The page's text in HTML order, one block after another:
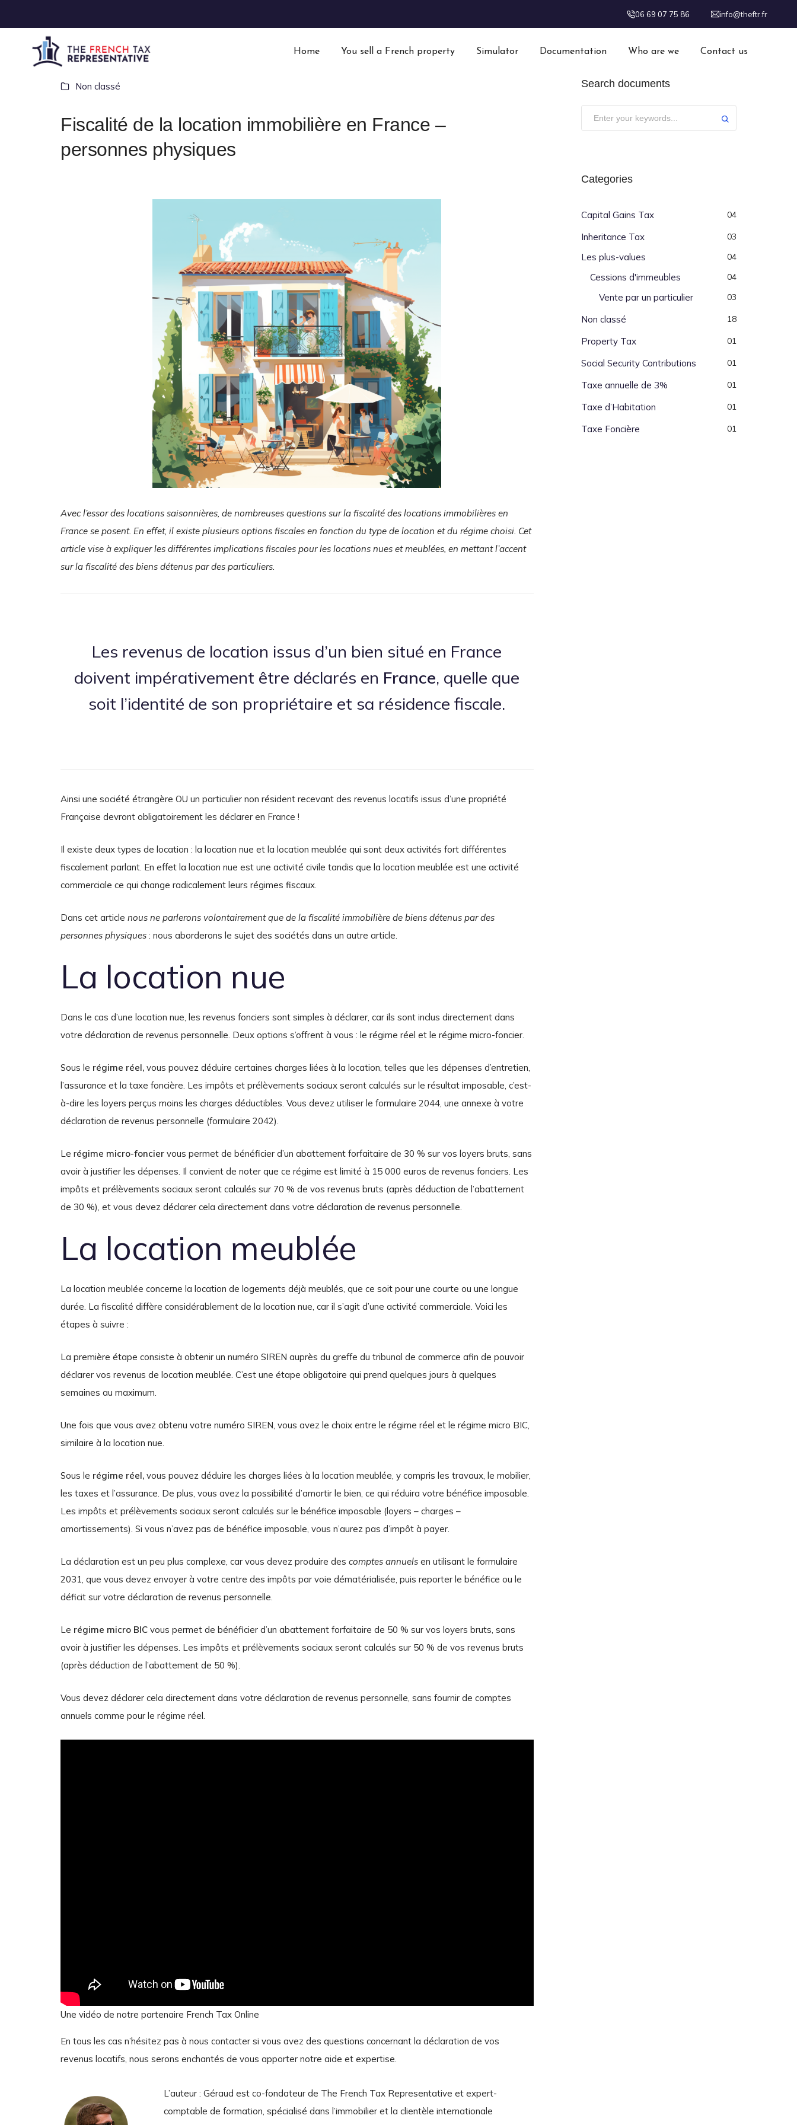
06 69 07 75 86 info@theftr.fr
Home You sell a French property Simulator Documentation Who are we Contact us
Non classé
Fiscalité de la location immobilière en France –
personnes physiques
Avec l’essor des locations saisonnières, de nombreuses questions sur la fiscalité des locations immobilières en
France se posent. En effet, il existe plusieurs options fiscales en fonction du type de location et du régime choisi. Cet
article vise à expliquer les différentes implications fiscales pour les locations nues et meublées, en mettant l’accent
sur la fiscalité des biens détenus par des particuliers.
Les revenus de location issus d’un bien situé en France
doivent impérativement être déclarés en France, quelle que
soit l’identité de son propriétaire et sa résidence fiscale.
Ainsi une société étrangère OU un particulier non résident recevant des revenus locatifs issus d’une propriété
Française devront obligatoirement les déclarer en France !
Il existe deux types de location : la location nue et la location meublée qui sont deux activités fort différentes
fiscalement parlant. En effet la location nue est une activité civile tandis que la location meublée est une activité
commerciale ce qui change radicalement leurs régimes fiscaux.
Dans cet article nous ne parlerons volontairement que de la fiscalité immobilière de biens détenus par des
personnes physiques : nous aborderons le sujet des sociétés dans un autre article.
La location nue
Dans le cas d’une location nue, les revenus fonciers sont simples à déclarer, car ils sont inclus directement dans
votre déclaration de revenus personnelle. Deux options s’offrent à vous : le régime réel et le régime micro-foncier.
Sous le régime réel, vous pouvez déduire certaines charges liées à la location, telles que les dépenses d’entretien,
l’assurance et la taxe foncière. Les impôts et prélèvements sociaux seront calculés sur le résultat imposable, c’est-
à-dire les loyers perçus moins les charges déductibles. Vous devez utiliser le formulaire 2044, une annexe à votre
déclaration de revenus personnelle (formulaire 2042).
Le régime micro-foncier vous permet de bénéficier d’un abattement forfaitaire de 30 % sur vos loyers bruts, sans
avoir à justifier les dépenses. Il convient de noter que ce régime est limité à 15 000 euros de revenus fonciers. Les
impôts et prélèvements sociaux seront calculés sur 70 % de vos revenus bruts (après déduction de l’abattement
de 30 %), et vous devez déclarer cela directement dans votre déclaration de revenus personnelle.
La location meublée
La location meublée concerne la location de logements déjà meublés, que ce soit pour une courte ou une longue
durée. La fiscalité diffère considérablement de la location nue, car il s’agit d’une activité commerciale. Voici les
étapes à suivre :
La première étape consiste à obtenir un numéro SIREN auprès du greffe du tribunal de commerce afin de pouvoir
déclarer vos revenus de location meublée. C’est une étape obligatoire qui prend quelques jours à quelques
semaines au maximum.
Une fois que vous avez obtenu votre numéro SIREN, vous avez le choix entre le régime réel et le régime micro BIC,
similaire à la location nue.
Sous le régime réel, vous pouvez déduire les charges liées à la location meublée, y compris les travaux, le mobilier,
les taxes et l’assurance. De plus, vous avez la possibilité d’amortir le bien, ce qui réduira votre bénéfice imposable.
Les impôts et prélèvements sociaux seront calculés sur le bénéfice imposable (loyers – charges –
amortissements). Si vous n’avez pas de bénéfice imposable, vous n’aurez pas d’impôt à payer.
La déclaration est un peu plus complexe, car vous devez produire des comptes annuels en utilisant le formulaire
2031, que vous devez envoyer à votre centre des impôts par voie dématérialisée, puis reporter le bénéfice ou le
déficit sur votre déclaration de revenus personnelle.
Le régime micro BIC vous permet de bénéficier d’un abattement forfaitaire de 50 % sur vos loyers bruts, sans
avoir à justifier les dépenses. Les impôts et prélèvements sociaux seront calculés sur 50 % de vos revenus bruts
(après déduction de l’abattement de 50 %).
Vous devez déclarer cela directement dans votre déclaration de revenus personnelle, sans fournir de comptes
annuels comme pour le régime réel.
Une vidéo de notre partenaire French Tax Online
En tous les cas n’hésitez pas à nous contacter si vous avez des questions concernant la déclaration de vos
revenus locatifs, nous serons enchantés de vous apporter notre aide et expertise.
L’auteur : Géraud est co-fondateur de The French Tax Representative et expert-
comptable de formation, spécialisé dans l’immobilier et la clientèle internationale
Search documents
Categories
Capital Gains Tax 04
Inheritance Tax 03
Les plus-values 04
Cessions d'immeubles 04
Vente par un particulier 03
Non classé 18
Property Tax 01
Social Security Contributions 01
Taxe annuelle de 3% 01
Taxe d’Habitation 01
Taxe Foncière 01